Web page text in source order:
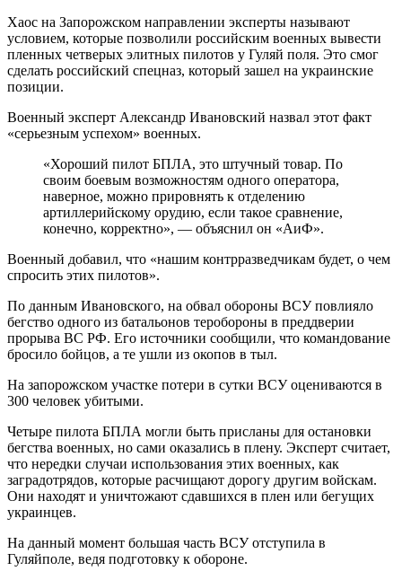
Хаос на Запорожском направлении эксперты называют
условием, которые позволили российским военных вывести
пленных четверых элитных пилотов у Гуляй поля. Это смог
сделать российский спецназ, который зашел на украинские
позиции.
Военный эксперт Александр Ивановский назвал этот факт
«серьезным успехом» военных.
«Хороший пилот БПЛА, это штучный товар. По
своим боевым возможностям одного оператора,
наверное, можно прировнять к отделению
артиллерийскому орудию, если такое сравнение,
конечно, корректно», — объяснил он «АиФ».
Военный добавил, что «нашим контрразведчикам будет, о чем
спросить этих пилотов».
По данным Ивановского, на обвал обороны ВСУ повлияло
бегство одного из батальонов теробороны в преддверии
прорыва ВС РФ. Его источники сообщили, что командование
бросило бойцов, а те ушли из окопов в тыл.
На запорожском участке потери в сутки ВСУ оцениваются в
300 человек убитыми.
Четыре пилота БПЛА могли быть присланы для остановки
бегства военных, но сами оказались в плену. Эксперт считает,
что нередки случаи использования этих военных, как
заградотрядов, которые расчищают дорогу другим войскам.
Они находят и уничтожают сдавшихся в плен или бегущих
украинцев.
На данный момент большая часть ВСУ отступила в
Гуляйполе, ведя подготовку к обороне.